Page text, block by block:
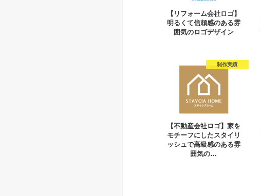
【リフォーム会社ロゴ】
明るくて信頼感のある雰
囲気のロゴデザイン
制作実績
【不動産会社ロゴ】家を
モチーフにしたスタイリ
ッシュで高級感のある雰
囲気の…